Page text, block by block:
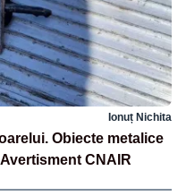
Ionuț Nichita
Obiecte metalice
CNAIR